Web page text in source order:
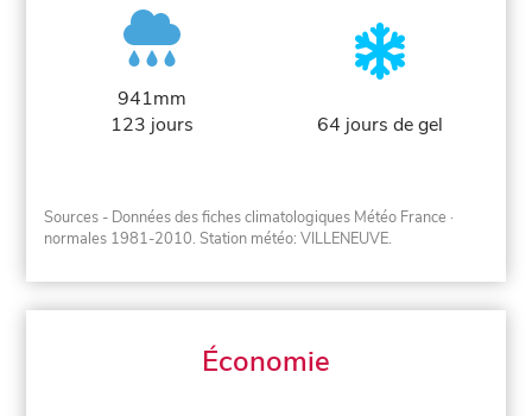
941mm
123 jours
64 jours de gel
Sources - Données des fiches climatologiques Météo France ·
normales 1981-2010. Station météo: VILLENEUVE.
Économie